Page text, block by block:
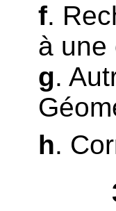
f.
à une
g.
h.